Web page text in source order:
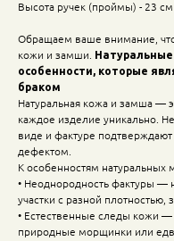
Высота ручек (проймы) - 23 см
Обращаем ваше внимание,
кожи и замши.
особенности, которые
браком
Натуральная кожа и замша —
каждое изделие уникально.
виде и фактуре подтверждают
дефектом.
К особенностям натуральных
• Неоднородность фактуры —
участки с разной плотностью,
• Естественные следы кожи
природные морщинки или